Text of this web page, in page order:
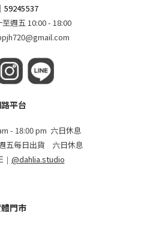
｜59245537
週五 10:00 - 18:00
平台
- 18:00 pm 六日休息
五每日出貨 六日休息
@dahlia.studio
門市